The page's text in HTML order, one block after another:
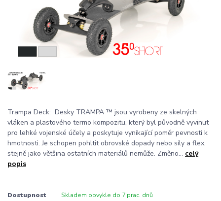
Trampa Deck: Desky TRAMPA ™ jsou vyrobeny ze skelných
vláken a plastového termo kompozitu, který byl původně vyvinut
pro lehké vojenské účely a poskytuje vynikající poměr pevnosti k
hmotnosti. Je schopen pohltit obrovské dopady nebo síly a flex,
stejně jako většina ostatních materiálů nemůže. Změno... celý
popis
Dostupnost Skladem obvykle do 7 prac. dnů